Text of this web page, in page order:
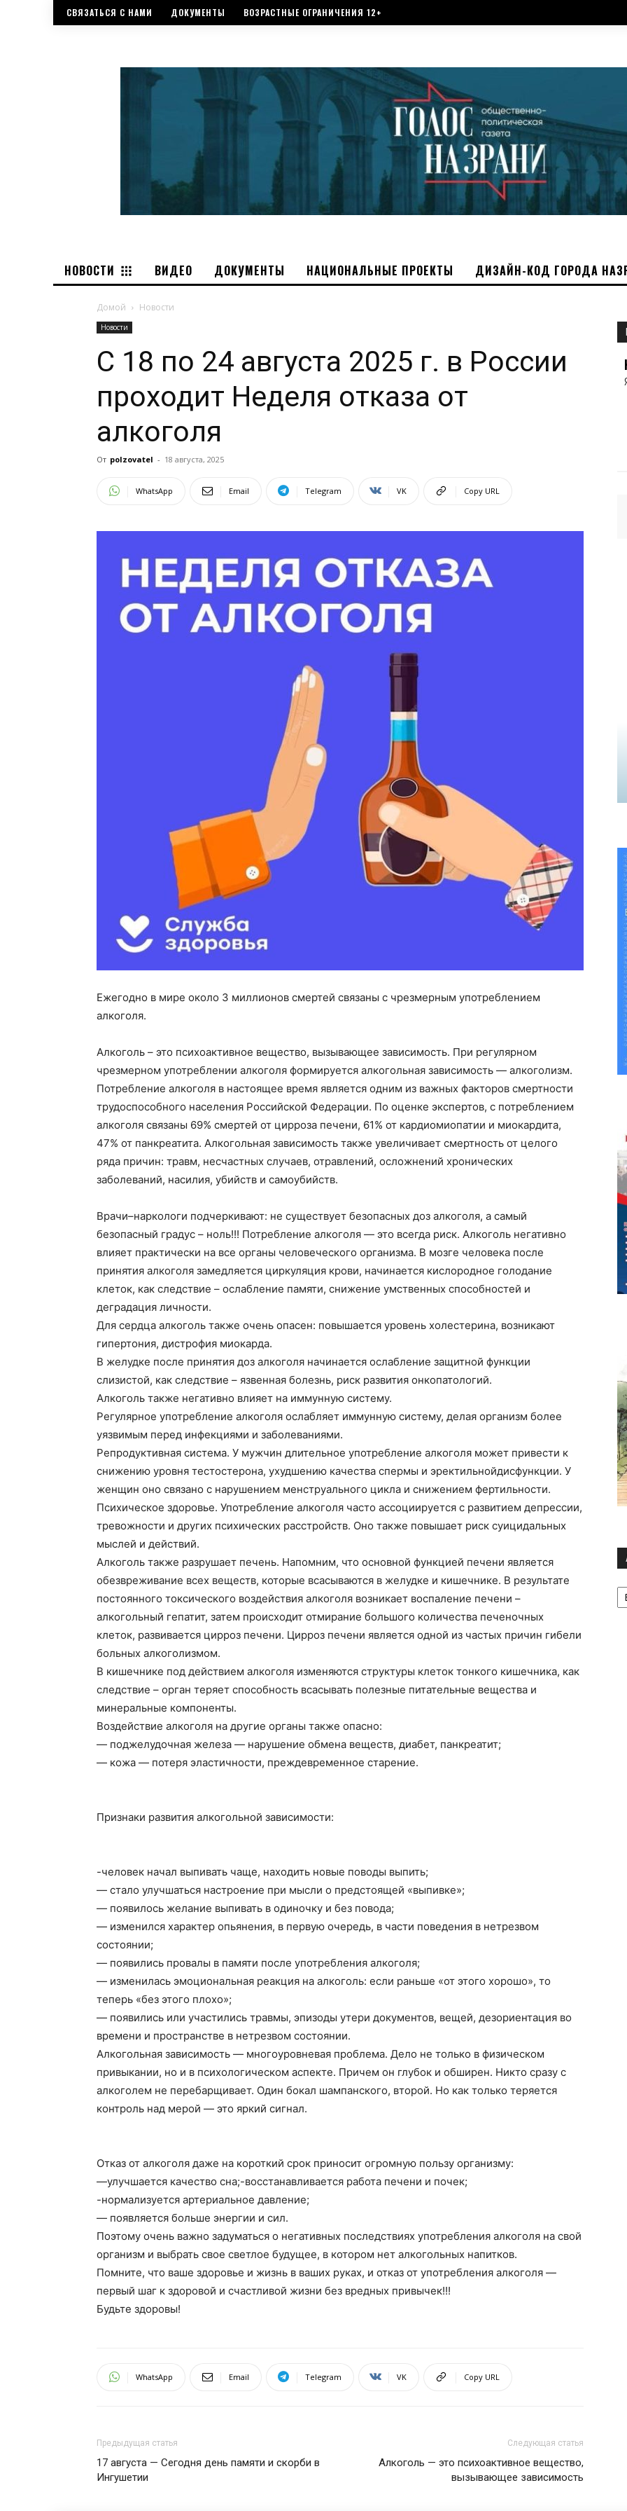
СВЯЗАТЬСЯ С НАМИ ДОКУМЕНТЫ ВОЗРАСТНЫЕ ОГРАНИЧЕНИЯ 12+
НОВОСТИ ВИДЕО ДОКУМЕНТЫ НАЦИОНАЛЬНЫЕ ПРОЕКТЫ ДИЗАЙН-КОД ГОРОДА
Домой Новости
Новости
С 18 по 24 августа 2025 г. в России
проходит Неделя отказа от
алкоголя
От polzovatel - 18 августа, 2025
WhatsApp Email Telegram VK Copy URL
Ежегодно в мире около 3 миллионов смертей связаны с чрезмерным употреблением
алкоголя.
Алкоголь – это психоактивное вещество, вызывающее зависимость. При регулярном
чрезмерном употреблении алкоголя формируется алкогольная зависимость — алкоголизм.
Потребление алкоголя в настоящее время является одним из важных факторов смертности
трудоспособного населения Российской Федерации. По оценке экспертов, с потреблением
алкоголя связаны 69% смертей от цирроза печени, 61% от кардиомиопатии и миокардита,
47% от панкреатита. Алкогольная зависимость также увеличивает смертность от целого
ряда причин: травм, несчастных случаев, отравлений, осложнений хронических
заболеваний, насилия, убийств и самоубийств.
Врачи–наркологи подчеркивают: не существует безопасных доз алкоголя, а самый
безопасный градус – ноль!!! Потребление алкоголя — это всегда риск. Алкоголь негативно
влияет практически на все органы человеческого организма. В мозге человека после
принятия алкоголя замедляется циркуляция крови, начинается кислородное голодание
клеток, как следствие – ослабление памяти, снижение умственных способностей и
деградация личности.
Для сердца алкоголь также очень опасен: повышается уровень холестерина, возникают
гипертония, дистрофия миокарда.
В желудке после принятия доз алкоголя начинается ослабление защитной функции
слизистой, как следствие – язвенная болезнь, риск развития онкопатологий.
Алкоголь также негативно влияет на иммунную систему.
Регулярное употребление алкоголя ослабляет иммунную систему, делая организм более
уязвимым перед инфекциями и заболеваниями.
Репродуктивная система. У мужчин длительное употребление алкоголя может привести к
снижению уровня тестостерона, ухудшению качества спермы и эректильнойдисфункции. У
женщин оно связано с нарушением менструального цикла и снижением фертильности.
Психическое здоровье. Употребление алкоголя часто ассоциируется с развитием депрессии,
тревожности и других психических расстройств. Оно также повышает риск суицидальных
мыслей и действий.
Алкоголь также разрушает печень. Напомним, что основной функцией печени является
обезвреживание всех веществ, которые всасываются в желудке и кишечнике. В результате
постоянного токсического воздействия алкоголя возникает воспаление печени –
алкогольный гепатит, затем происходит отмирание большого количества печеночных
клеток, развивается цирроз печени. Цирроз печени является одной из частых причин гибели
больных алкоголизмом.
В кишечнике под действием алкоголя изменяются структуры клеток тонкого кишечника, как
следствие – орган теряет способность всасывать полезные питательные вещества и
минеральные компоненты.
Воздействие алкоголя на другие органы также опасно:
— поджелудочная железа — нарушение обмена веществ, диабет, панкреатит;
— кожа — потеря эластичности, преждевременное старение.
Признаки развития алкогольной зависимости:
-человек начал выпивать чаще, находить новые поводы выпить;
— стало улучшаться настроение при мысли о предстоящей «выпивке»;
— появилось желание выпивать в одиночку и без повода;
— изменился характер опьянения, в первую очередь, в части поведения в нетрезвом
состоянии;
— появились провалы в памяти после употребления алкоголя;
— изменилась эмоциональная реакция на алкоголь: если раньше «от этого хорошо», то
теперь «без этого плохо»;
— появились или участились травмы, эпизоды утери документов, вещей, дезориентация во
времени и пространстве в нетрезвом состоянии.
Алкогольная зависимость — многоуровневая проблема. Дело не только в физическом
привыкании, но и в психологическом аспекте. Причем он глубок и обширен. Никто сразу с
алкоголем не перебарщивает. Один бокал шампанского, второй. Но как только теряется
контроль над мерой — это яркий сигнал.
Отказ от алкоголя даже на короткий срок приносит огромную пользу организму:
—улучшается качество сна;-восстанавливается работа печени и почек;
-нормализуется артериальное давление;
— появляется больше энергии и сил.
Поэтому очень важно задуматься о негативных последствиях употребления алкоголя на свой
организм и выбрать свое светлое будущее, в котором нет алкогольных напитков.
Помните, что ваше здоровье и жизнь в ваших руках, и отказ от употребления алкоголя —
первый шаг к здоровой и счастливой жизни без вредных привычек!!!
Будьте здоровы!
WhatsApp Email Telegram VK Copy URL
Предыдущая статья
17 августа — Сегодня день памяти и скорби в
Ингушетии
Следующая статья
Алкоголь — это психоактивное вещество,
вызывающее зависимость